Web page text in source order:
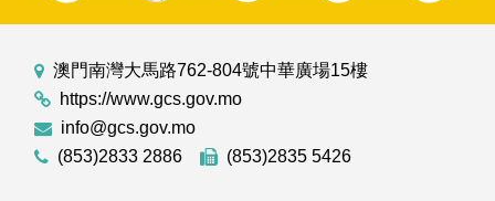
澳門南灣大馬路762-804號中華廣場15樓
https://www.gcs.gov.mo
info@gcs.gov.mo
(853)2833 2886
(853)2835 5426